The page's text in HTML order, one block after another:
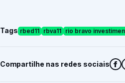
Tags rbed11 rbva11 rio bravo
Compartilhe nas redes sociais